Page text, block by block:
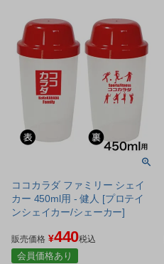
ココカラダ ファミリー シェイ
カー 450ml用 - 健人 [プロテイ
ンシェイカー/シェーカー]
販売価格 ¥440税込
会員価格あり